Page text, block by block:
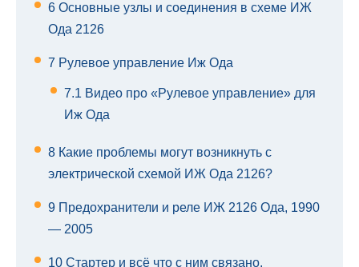
6 Основные узлы и соединения в схеме ИЖ
Ода 2126
7 Рулевое управление Иж Ода
7.1 Видео про «Рулевое управление» для
Иж Ода
8 Какие проблемы могут возникнуть с
электрической схемой ИЖ Ода 2126?
9 Предохранители и реле ИЖ 2126 Ода, 1990
— 2005
10 Стартер и всё что с ним связано.